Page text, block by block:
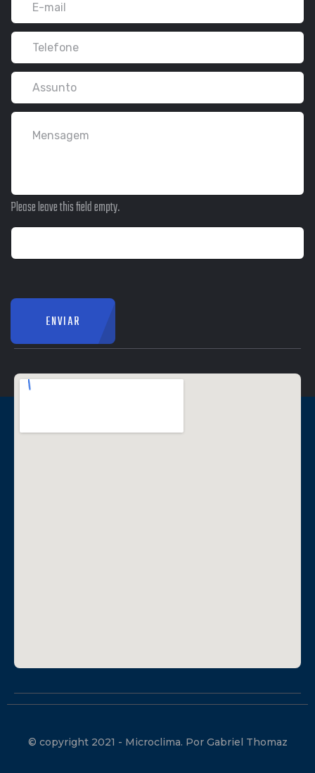
Please leave this field empty.
ENVIAR
© copyright 2021 - Microclima. Por Gabriel Thomaz